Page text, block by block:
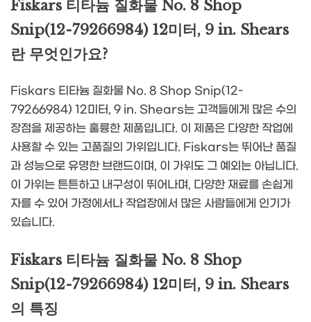
Fiskars 티타늄 질화물 No. 8 Shop
Snip(12-79266984) 12미터, 9 in. Shears
란 무엇인가요?
Fiskars 티타늄 질화물 No. 8 Shop Snip(12-
79266984) 12미터, 9 in. Shears는 고객들에게 많은 수의
장점을 제공하는 훌륭한 제품입니다. 이 제품은 다양한 작업에
사용할 수 있는 고품질의 가위입니다. Fiskars는 뛰어난 품질
과 성능으로 유명한 브랜드이며, 이 가위도 그 예외는 아닙니다.
이 가위는 튼튼하고 내구성이 뛰어나며, 다양한 재료를 손쉽게
자를 수 있어 가정에서나 작업장에서 많은 사람들에게 인기가
있습니다.
Fiskars 티타늄 질화물 No. 8 Shop
Snip(12-79266984) 12미터, 9 in. Shears
의 특징